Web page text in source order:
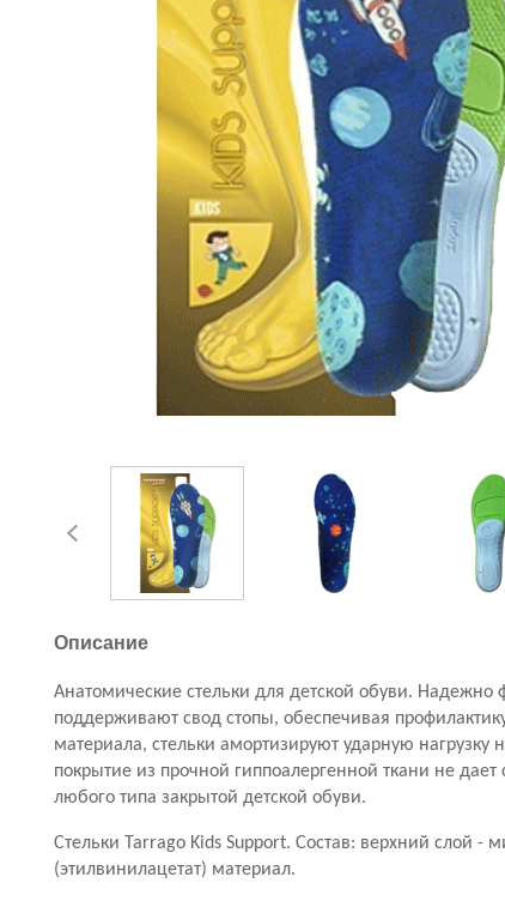
Описание
Анатомические стельки для детской обуви.
поддерживают свод стопы, обеспечивая
материала, стельки амортизируют ударную нагрузку
покрытие из прочной гиппоалергенной ткани не
любого типа закрытой детской обуви.
Стельки Tarrago Kids Support. Состав: верхний слой -
(этилвинилацетат) материал.